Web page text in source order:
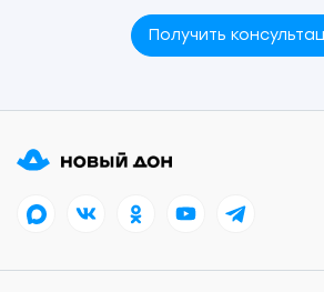
Получить